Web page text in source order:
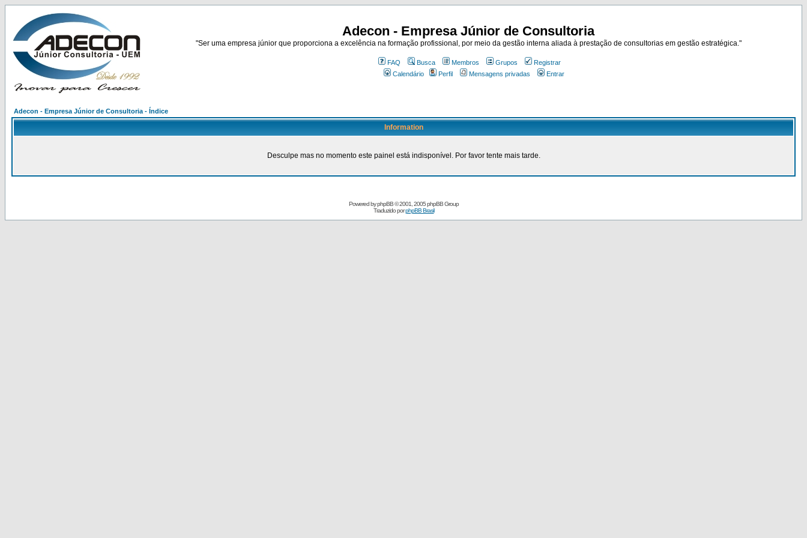
Adecon - Empresa Júnior de Consultoria
"Ser uma empresa júnior que proporciona a excelência na formação profissional, por meio da gestão interna aliada à prestação de consultorias em gestão estratégica."
FAQ Busca Membros Grupos
Registrar
Calendário
Perfil Mensagens privadas Entrar
Adecon - Empresa Júnior de Consultoria - Índice
Information
Desculpe mas no momento este painel está indisponível. Por favor tente mais tarde.
Powered byphpBB© 2001, 2005 phpBB Group
Traduzido porphpBB Brasil